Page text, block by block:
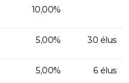
10,00%
5,00% 30 élus
5,00% 6 élus